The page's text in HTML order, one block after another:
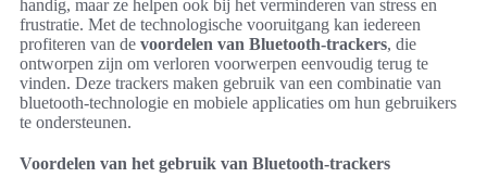
handig, maar ze helpen ook bij het verminderen van stress en
frustratie. Met de technologische vooruitgang kan iedereen
profiteren van de voordelen van Bluetooth-trackers, die
ontworpen zijn om verloren voorwerpen eenvoudig terug te
vinden. Deze trackers maken gebruik van een combinatie van
bluetooth-technologie en mobiele applicaties om hun gebruikers
te ondersteunen.
Voordelen van het gebruik van Bluetooth-trackers